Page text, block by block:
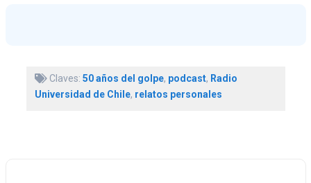
Claves: 50 años del golpe, podcast, Radio
Universidad de Chile, relatos personales